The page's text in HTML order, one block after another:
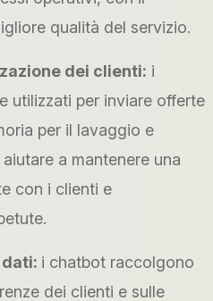
qualità del servizio.
dei clienti: i
utilizzati per inviare offerte
per il lavaggio e
a mantenere una
con i clienti e
i chatbot raccolgono
dei clienti e sulle